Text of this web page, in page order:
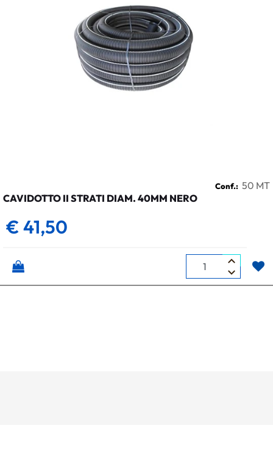
Conf.: 50 MT
CAVIDOTTO II STRATI DIAM. 40MM NERO
€ 41,50
Quantità